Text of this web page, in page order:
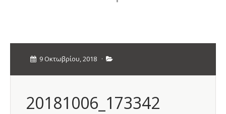
9 Οκτωβρίου, 2018 ·
20181006_173342